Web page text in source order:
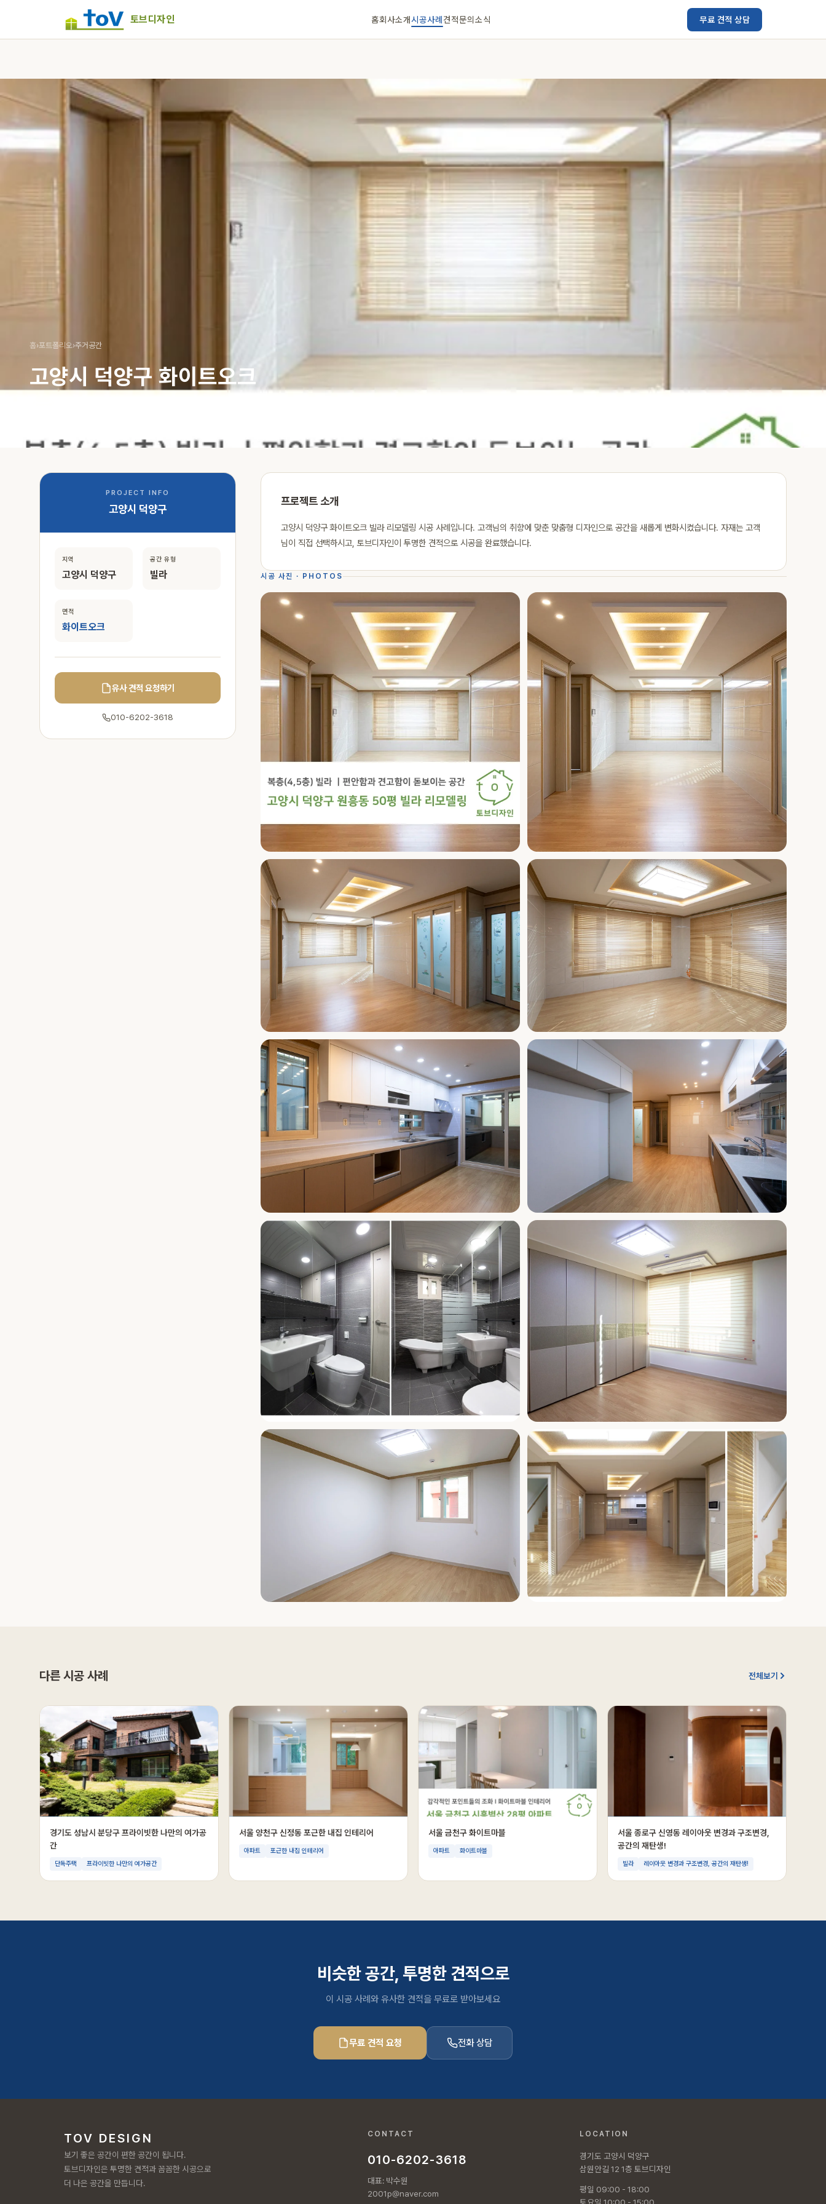
토브디자인 홈회사소개시공사례 견적문의 소식 무료 견적 상담
홈›포트폴리오›주거공간
고양시 덕양구 화이트오크
PROJECT INFO
고양시 덕양구
지역
고양시 덕양구
공간 유형
빌라
면적
화이트오크
유사 견적 요청하기
010-6202-3618
프로젝트 소개
고양시 덕양구 화이트오크 빌라 리모델링 시공 사례입니다. 고객님의 취향에 맞춘 맞춤형 디자인으로 공간을 새롭게 변화시켰습니다. 자재는 고객
님이 직접 선택하시고, 토브디자인이 투명한 견적으로 시공을 완료했습니다.
시공 사진 · PHOTOS
다른 시공 사례 전체보기
경기도 성남시 분당구 프라이빗한 나만의 여가공
간
단독주택 프라이빗한 나만의 여가공간
서울 양천구 신정동 포근한 내집 인테리어
아파트 포근한 내집 인테리어
서울 금천구 화이트마블
아파트 화이트마블
서울 종로구 신영동 레이아웃 변경과 구조변경,
공간의 재탄생!
빌라 레이아웃 변경과 구조변경, 공간의 재탄생!
비슷한 공간, 투명한 견적으로
이 시공 사례와 유사한 견적을 무료로 받아보세요
무료 견적 요청 전화 상담
TOV DESIGN
보기 좋은 공간이 편한 공간이 됩니다.
토브디자인은 투명한 견적과 꼼꼼한 시공으로
더 나은 공간을 만듭니다.
CONTACT
010-6202-3618
대표: 박수원
2001p@naver.com
LOCATION
경기도 고양시 덕양구
삼원안길 12 1층 토브디자인
평일 09:00 - 18:00